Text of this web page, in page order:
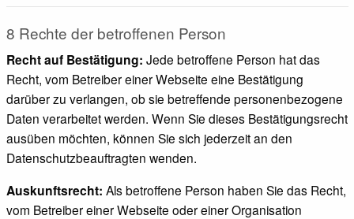
8 Rechte der betroffenen Person
Recht auf Bestätigung: Jede betroffene Person hat das
Recht, vom Betreiber einer Webseite eine Bestätigung
darüber zu verlangen, ob sie betreffende personenbezogene
Daten verarbeitet werden. Wenn Sie dieses Bestätigungsrecht
ausüben möchten, können Sie sich jederzeit an den
Datenschutzbeauftragten wenden.
Auskunftsrecht: Als betroffene Person haben Sie das Recht,
vom Betreiber einer Webseite oder einer Organisation